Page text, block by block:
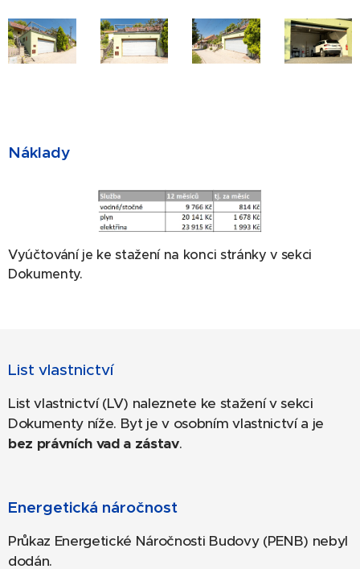
Náklady
Vyúčtování je ke stažení na konci stránky v sekci
Dokumenty.
List vlastnictví
List vlastnictví (LV) naleznete ke stažení v sekci
Dokumenty níže. Byt je v osobním vlastnictví a je
bez právních vad a zástav.
Energetická náročnost
Průkaz Energetické Náročnosti Budovy (PENB) nebyl
dodán.